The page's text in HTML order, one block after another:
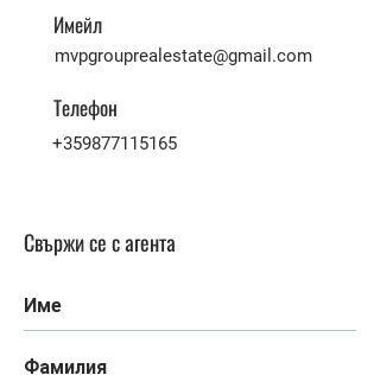
Имейл
mvpgrouprealestate@gmail.com
Телефон
+359877115165
Свържи се с агента